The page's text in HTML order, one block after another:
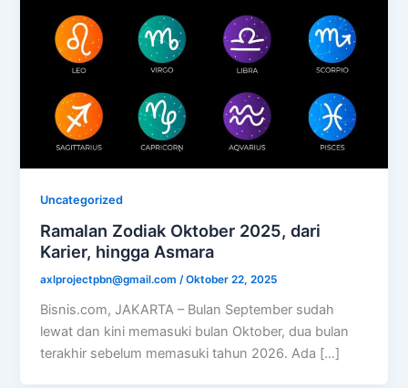
Uncategorized
Ramalan Zodiak Oktober 2025, dari
Karier, hingga Asmara
axlprojectpbn@gmail.com/Oktober 22, 2025
Bisnis.com, JAKARTA – Bulan September sudah
lewat dan kini memasuki bulan Oktober, dua bulan
terakhir sebelum memasuki tahun 2026. Ada […]